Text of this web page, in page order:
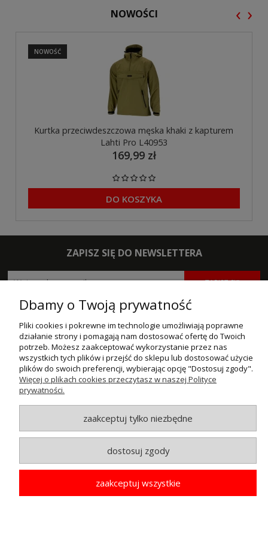
NOWOŚCI
Kurtka przeciwdeszczowa męska khaki z kapturem
Lahti Pro L40953
169,99 zł
DO KOSZYKA
NOWOŚĆ
‹ ›
ZAPISZ SIĘ DO NEWSLETTERA
ZAPISZ SIĘ
POMOC
MOJE KONTO
PŁATNOŚCI I DOSTAWA
O NAS
© MAXSOTE 2026.Wszystkie prawa zastrzeżone.
pokaż pełną wersję strony
Dbamy o Twoją prywatność
Pliki cookies i pokrewne im technologie umożliwiają poprawne
działanie strony i pomagają nam dostosować ofertę do Twoich
potrzeb. Możesz zaakceptować wykorzystanie przez nas
wszystkich tych plików i przejść do sklepu lub dostosować użycie
plików do swoich preferencji, wybierając opcję "Dostosuj zgody".
Więcej o plikach cookies przeczytasz w naszej Polityce
prywatności.
zaakceptuj tylko niezbędne
dostosuj zgody
zaakceptuj wszystkie